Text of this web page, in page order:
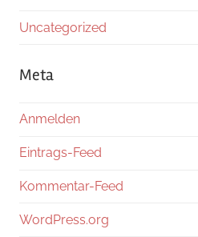
Uncategorized
Meta
Anmelden
Eintrags-Feed
Kommentar-Feed
WordPress.org